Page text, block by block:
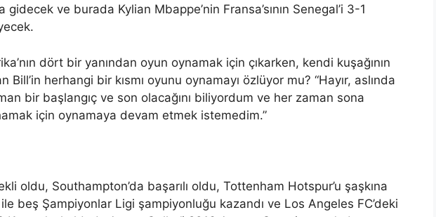
gidecek ve burada Kylian Mbappe’nin Fransa’sının Senegal’i 3-1
dört bir yanından oyun oynamak için çıkarken, kendi kuşağının
herhangi bir kısmı oyunu oynamayı özlüyor mu? “Hayır, aslında
bir başlangıç ​​ve son olacağını biliyordum ve her zaman sona
için oynamaya devam etmek istemedim.”
oldu, Southampton’da başarılı oldu, Tottenham Hotspur’u şaşkına
beş Şampiyonlar Ligi şampiyonluğu kazandı ve Los Angeles FC’deki